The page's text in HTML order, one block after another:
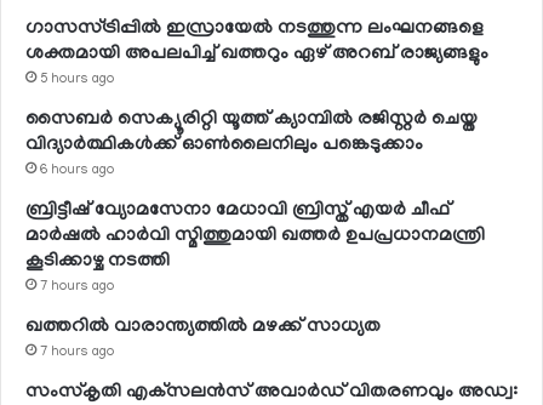
ഗാസസ്ട്രിപ്പില്‍ ഇസ്രായേല്‍ നടത്തുന്ന ലംഘനങ്ങളെ
ശക്തമായി അപലപിച്ച് ഖത്തറും ഏഴ് അറബ് രാജ്യങ്ങളും
5 hours ago
സൈബര്‍ സെക്യൂരിറ്റി യൂത്ത് ക്യാമ്പില്‍ രജിസ്റ്റര്‍ ചെയ്ത
വിദ്യാര്‍ത്ഥികള്‍ക്ക് ഓണ്‍ലൈനിലും പങ്കെടുക്കാം
6 hours ago
ബ്രിട്ടീഷ് വ്യോമസേനാ മേധാവി ബ്രിസ്ത് എയര്‍ ചീഫ്
മാര്‍ഷല്‍ ഹാര്‍വി സ്മിത്തുമായി ഖത്തര്‍ ഉപപ്രധാനമന്ത്രി
കൂടിക്കാഴ്ച നടത്തി
7 hours ago
ഖത്തറില്‍ വാരാന്ത്യത്തില്‍ മഴക്ക് സാധ്യത
7 hours ago
സംസ്‌കൃതി എക്‌സലന്‍സ് അവാര്‍ഡ് വിതരണവും അഡ്വ: